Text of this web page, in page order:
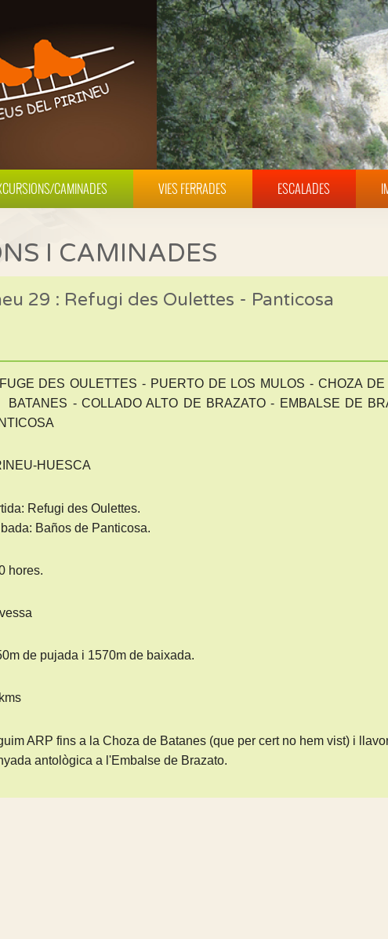
CAMINADES VIES FERRADES ESCALADES
I CAMINADES
29 : Refugi des Oulettes - Panticosa
DES OULETTES - PUERTO DE LOS MULOS - CHOZA
BATANES - COLLADO ALTO DE BRAZATO - EMBALSE DE
HUESCA
Refugi des Oulettes.
Baños de Panticosa.
hores.
de pujada i 1570m de baixada.
ARP fins a la Choza de Batanes (que per cert no hem vist) i
antològica a l'Embalse de Brazato.